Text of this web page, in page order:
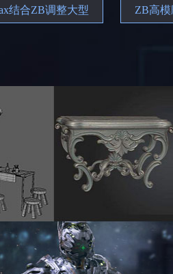
结合ZB调整大型 ZB高